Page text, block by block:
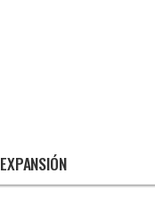
EXPANSIÓN